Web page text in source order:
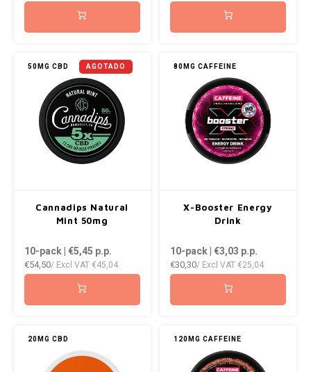
50MG CBD AGOTADO
Cannadips Natural
Mint 50mg
10-pack | €5,45 p.p.
€54,50/ Excl VAT €45,04
80MG CAFFEINE
X-Booster Energy
Drink
10-pack | €3,03 p.p.
€30,30/ Excl VAT €25,04
20MG CBD 120MG CAFFEINE